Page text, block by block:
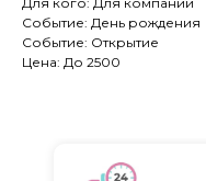
Событие: День рождения
Событие: Открытие
Цена: До 2500